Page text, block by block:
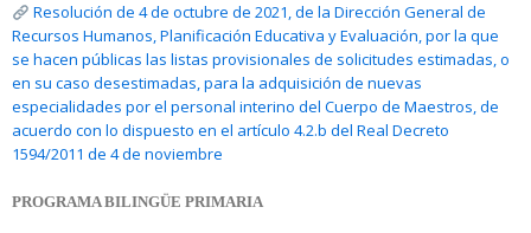
Resolución de 4 de octubre de 2021, de la Dirección General de
Recursos Humanos, Planificación Educativa y Evaluación, por la que
se hacen públicas las listas provisionales de solicitudes estimadas, o
en su caso desestimadas, para la adquisición de nuevas
especialidades por el personal interino del Cuerpo de Maestros, de
acuerdo con lo dispuesto en el artículo 4.2.b del Real Decreto
1594/2011 de 4 de noviembre
PROGRAMA BILINGÜE PRIMARIA